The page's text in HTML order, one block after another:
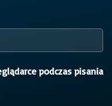
podczas pisania